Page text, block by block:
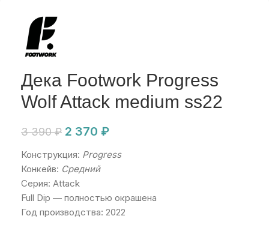
Дека Footwork Progress
Wolf Attack medium ss22
3 390₽ 2 370 ₽
Конструкция: Progress
Конкейв: Средний
Серия: Attack
Full Dip — полностью окрашена
Год производства: 2022